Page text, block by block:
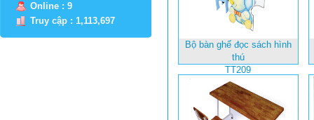
Online : 9
Truy cập : 1,113,697
Bộ bàn ghế đọc sách hình
thú
TT209